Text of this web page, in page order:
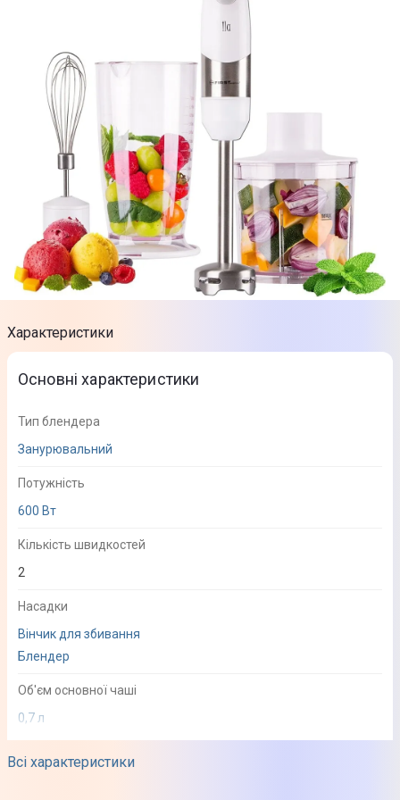
Характеристики
Всі характеристики
Основні характеристики
Тип блендера
Занурювальний
Потужність
600 Вт
Кількість швидкостей
2
Насадки
Вінчик для збивання
Блендер
Об'єм основної чаші
0,7 л